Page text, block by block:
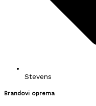
Stevens
Brandovi oprema